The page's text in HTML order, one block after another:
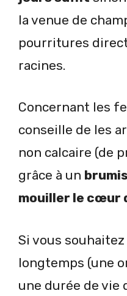
la venue de
pourritures
racines.
Concernant les
conseille de les
non calcaire (de
grâce à un
mouiller le cœur
Si vous
longtemps (une
une durée de vie